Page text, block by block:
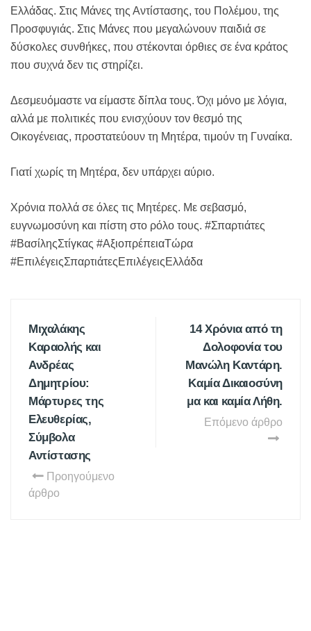
Ελλάδας. Στις Μάνες της Αντίστασης, του Πολέμου, της
Προσφυγιάς. Στις Μάνες που μεγαλώνουν παιδιά σε
δύσκολες συνθήκες, που στέκονται όρθιες σε ένα κράτος
που συχνά δεν τις στηρίζει.
Δεσμευόμαστε να είμαστε δίπλα τους. Όχι μόνο με λόγια,
αλλά με πολιτικές που ενισχύουν τον θεσμό της
Οικογένειας, προστατεύουν τη Μητέρα, τιμούν τη Γυναίκα.
Γιατί χωρίς τη Μητέρα, δεν υπάρχει αύριο.
Χρόνια πολλά σε όλες τις Μητέρες. Με σεβασμό,
ευγνωμοσύνη και πίστη στο ρόλο τους. #Σπαρτιάτες
#ΒασίληςΣτίγκας #ΑξιοπρέπειαΤώρα
#ΕπιλέγειςΣπαρτιάτεςΕπιλέγειςΕλλάδα
Μιχαλάκης
Καραολής και
Ανδρέας
Δημητρίου:
Μάρτυρες της
Ελευθερίας,
Σύμβολα
Αντίστασης
Προηγούμενο
άρθρο
14 Χρόνια από τη
Δολοφονία του
Μανώλη Καντάρη.
Καμία Δικαιοσύνη
μα και καμία Λήθη.
Επόμενο άρθρο